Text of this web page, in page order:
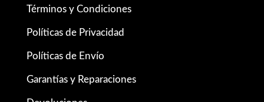
Términos y Condiciones
Políticas de Privacidad
Políticas de Envío
Garantías y Reparaciones